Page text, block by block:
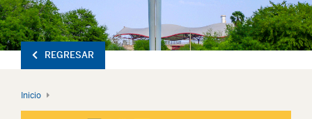
REGRESAR
Inicio